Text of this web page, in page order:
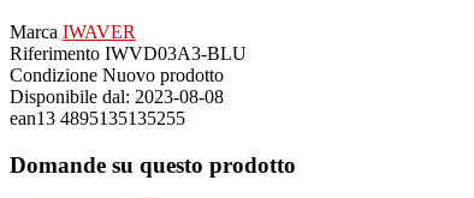
Marca IWAVER
Riferimento IWVD03A3-BLU
Condizione Nuovo prodotto
Disponibile dal: 2023-08-08
ean13 4895135135255
Domande su questo prodotto